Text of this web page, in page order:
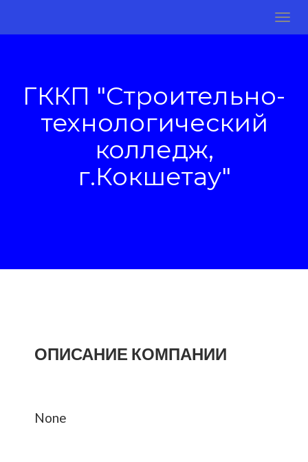
ГККП "Строительно-
технологический
колледж,
г.Кокшетау"
ОПИСАНИЕ КОМПАНИИ
None